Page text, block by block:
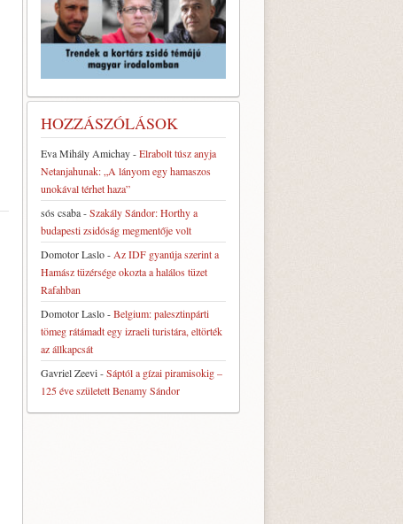
HOZZÁSZÓLÁSOK
Eva Mihály Amichay-Elrabolt túsz anyja
Netanjahunak: „A lányom egy hamaszos
unokával térhet haza”
sós csaba-Szakály Sándor: Horthy a
budapesti zsidóság megmentője volt
Domotor Laslo- Az IDF gyanúja szerint a
Hamász tüzérsége okozta a halálos tüzet
Rafahban
Domotor Laslo-Belgium: palesztinpárti
tömeg rátámadt egy izraeli turistára, eltörték
az állkapcsát
Gavriel Zeevi-Sáptól a gízai piramisokig –
125 éve született Benamy Sándor